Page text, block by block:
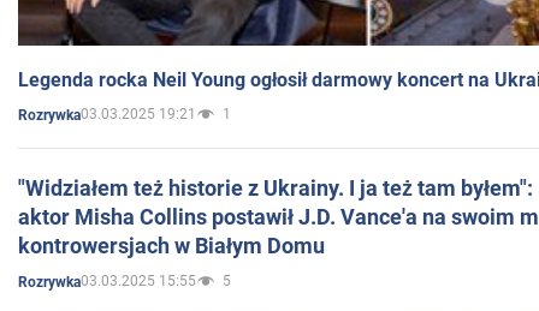
Legenda rocka Neil Young ogłosił darmowy koncert na
Rozrywka03.03.2025 19:21 1
"Widziałem też historie z Ukrainy. I ja też tam
aktor Misha Collins postawił J.D. Vance'a na swoim
kontrowersjach w Białym Domu
Rozrywka03.03.2025 15:55 5